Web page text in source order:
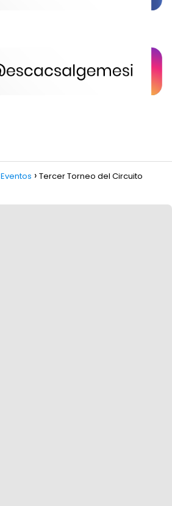
Eventos
Tercer Torneo del Circuito